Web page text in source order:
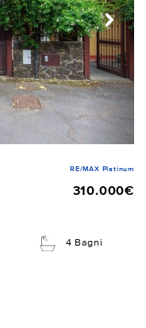
RE/MAX Platinum
310.000€
4 Bagni